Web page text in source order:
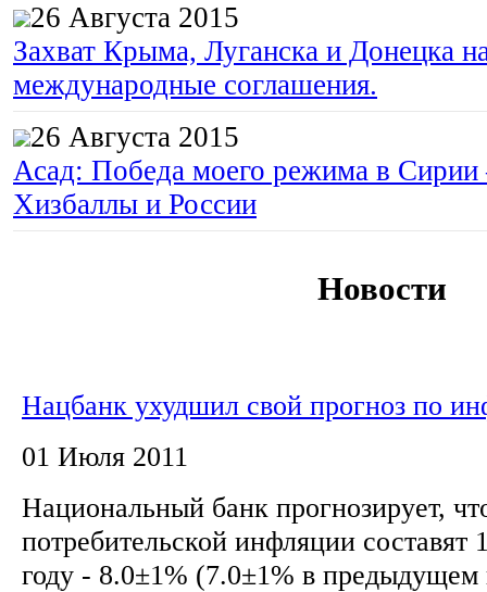
26 Августа 2015
Захват Крыма, Луганска и Донецка
международные соглашения.
26 Августа 2015
Асад: Победа моего режима в
Хизбаллы и России
Новости
Нацбанк ухудшил свой прогноз по
01 Июля 2011
Национальный банк прогнозирует,
потребительской инфляции составят
году - 8.0±1% (7.0±1% в предыдущем